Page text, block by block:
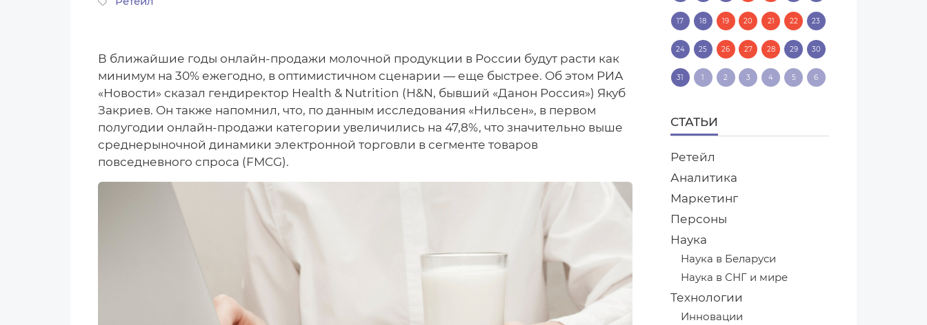
В ближайшие годы онлайн-продажи молочной продукции в России будут расти как
минимум на 30% ежегодно, в оптимистичном сценарии — еще быстрее. Об этом РИА
«Новости» сказал гендиректор Health & Nutrition (H&N, бывший «Данон Россия») Якуб
Закриев. Он также напомнил, что, по данным исследования «Нильсен», в первом
полугодии онлайн-продажи категории увеличились на 47,8%, что значительно выше
среднерыночной динамики электронной торговли в сегменте товаров
повседневного спроса (FMCG).
17 18 19 20 21 22 23
24 25 26 27 28 29 30
31 1 2 3 4 5 6
СТАТЬИ
Ретейл
Аналитика
Маркетинг
Персоны
Наука
Наука в Беларуси
Наука в СНГ и мире
Технологии
Инновации